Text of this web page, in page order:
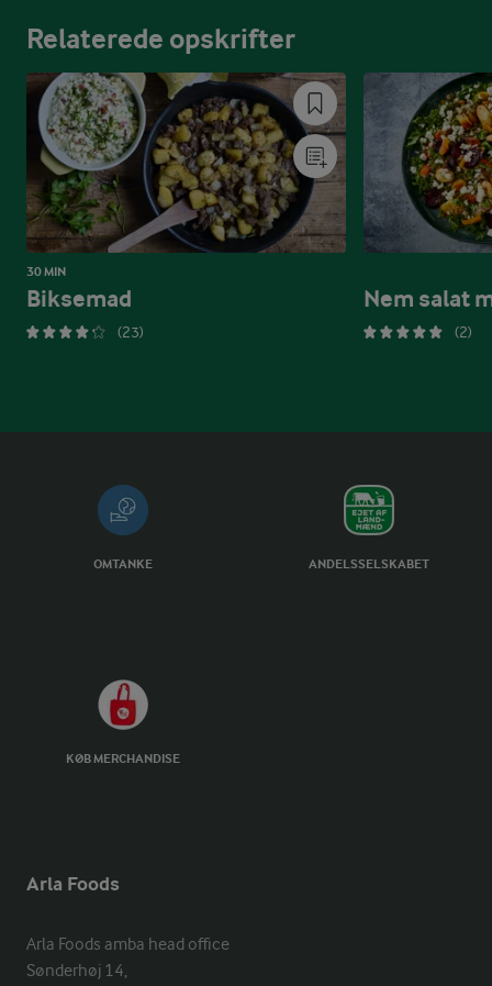
Relaterede opskrifter
30 MIN
Biksemad
(23)
Nem salat
(2)
OMTANKE ANDELSSELSKABET
KØB MERCHANDISE
Arla Foods
Arla Foods amba head office
Sønderhøj 14,